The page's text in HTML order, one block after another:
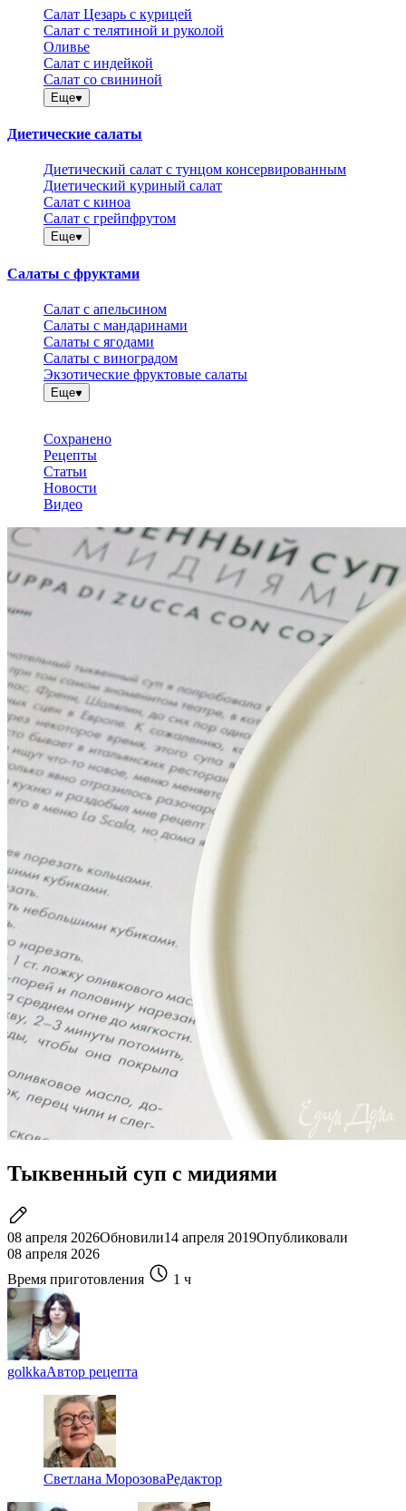
Салат Цезарь с курицей
Салат с телятиной и руколой
Оливье
Салат с индейкой
Салат со свининой
Еще
Диетические салаты
Диетический салат с тунцом консервированным
Диетический куриный салат
Салат с киноа
Салат с грейпфрутом
Еще
Салаты с фруктами
Салат с апельсином
Салаты с мандаринами
Салаты с ягодами
Салаты с виноградом
Экзотические фруктовые салаты
Еще
Сохранено
Рецепты
Статьи
Новости
Видео
Тыквенный суп с мидиями
08 апреля 2026Обновили14 апреля 2019Опубликовали
08 апреля 2026
Время приготовления
1 ч
golkkaАвтор рецепта
Светлана МорозоваРедактор